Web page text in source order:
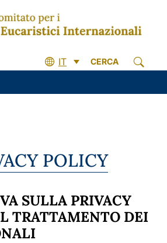
IT CERCA
POLICY
SULLA PRIVACY
TRATTAMENTO DEI